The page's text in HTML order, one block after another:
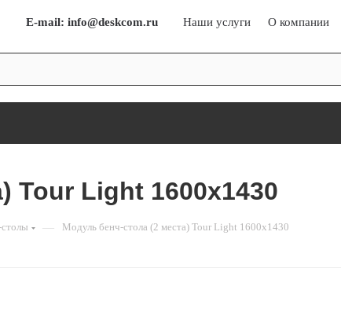
E-mail: info@deskcom.ru Наши услуги⠀⠀ О компании⠀⠀
Tour Light 1600х1430
— Модуль бенч-стола (2 места) Tour Light 1600х1430